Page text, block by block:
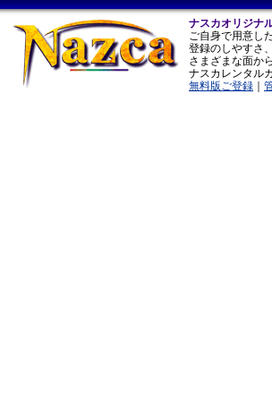
ナスカオリジナ
ご自身で用意し
登録のしやすさ
さまざまな面か
ナスカレンタル
無料版ご登録